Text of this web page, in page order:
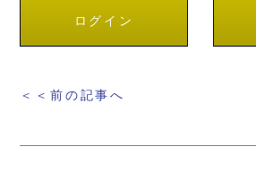
ログイン
＜＜前の記事へ